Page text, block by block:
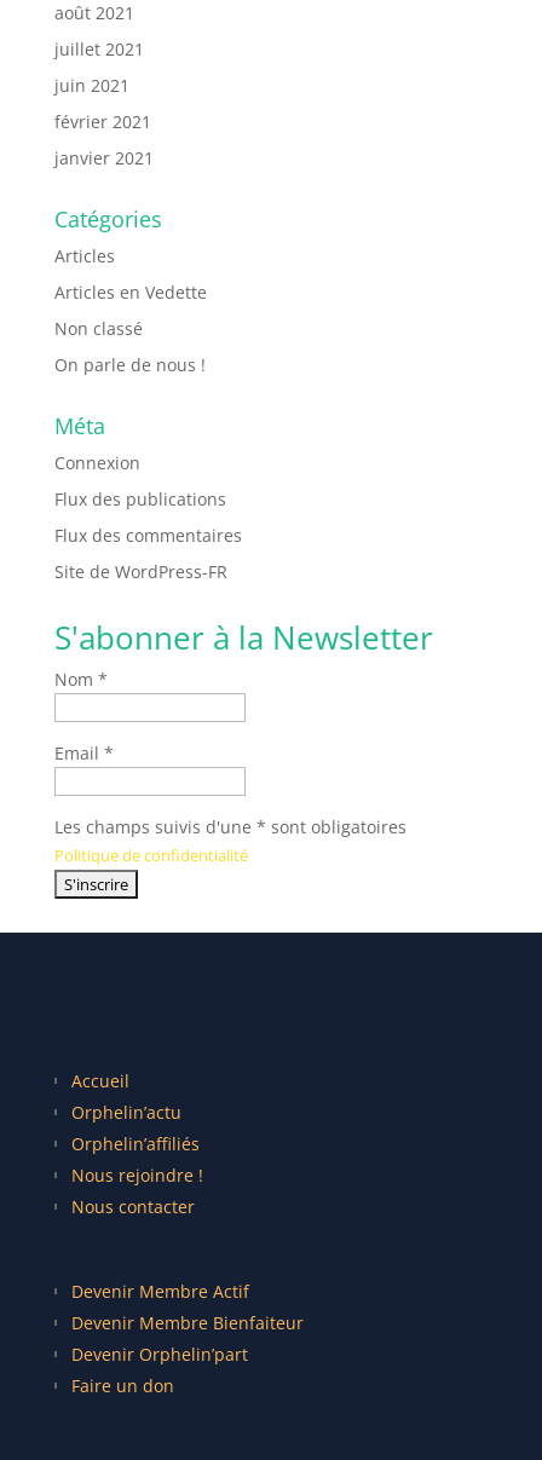
août 2021
juillet 2021
juin 2021
février 2021
janvier 2021
Catégories
Articles
Articles en Vedette
Non classé
On parle de nous !
Méta
Connexion
Flux des publications
Flux des commentaires
Site de WordPress-FR
S'abonner à la Newsletter
Nom *
Email *
Les champs suivis d'une * sont obligatoires
Politique de confidentialité
Accueil
Orphelin’actu
Orphelin’affiliés
Nous rejoindre !
Nous contacter
Devenir Membre Actif
Devenir Membre Bienfaiteur
Devenir Orphelin’part
Faire un don